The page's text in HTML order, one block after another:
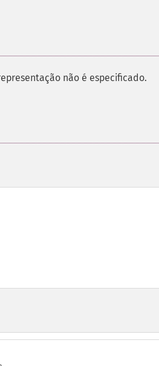
não é especificado.